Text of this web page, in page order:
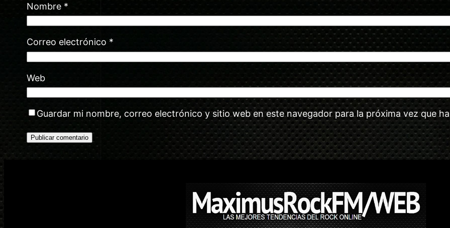
Nombre *
Correo electrónico *
Web
Guardar mi nombre, correo electrónico y sitio web en este navegador para la próxima vez que